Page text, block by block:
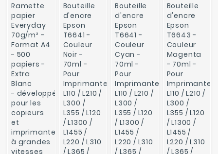
Ramette
papier
Everyday
70g/m² -
Format A4
- 500
papiers -
Extra
Blanc
- développé
pour les
copieurs
et
imprimantes
à grandes
vitesses
Bouteille
d'encre
Epson
T6641 -
Couleur
Noir -
70ml -
Pour
Imprimante
L110 / L210 /
L300 /
L355 / L120
/ L1300 /
L1455 /
L220 / L310
/ L365 /
Bouteille
d'encre
Epson
T6641 -
Couleur
Cyan -
70ml -
Pour
Imprimante
L110 / L210 /
L300 /
L355 / L120
/ L1300 /
L1455 /
L220 / L310
/ L365 /
Bouteille
d'encre
Epson
T6643 -
Couleur
Magenta
- 70ml -
Pour
Imprimante
L110 / L210 /
L300 /
L355 / L120
/ L1300 /
L1455 /
L220 / L310
/ L365 /